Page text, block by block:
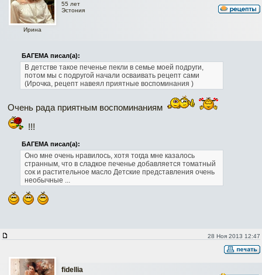
Ирина
55 лет
Эстония
БАГЕМА писал(а):
В детстве такое печенье пекли в семье моей подруги,
потом мы с подругой начали осваивать рецепт сами
(Ирочка, рецепт навеял приятные воспоминания )
Очень рада приятным воспоминаниям
!!!
БАГЕМА писал(а):
Оно мне очень нравилось, хотя тогда мне казалось
странным, что в сладкое печенье добавляется томатный
сок и растительное масло Детские представления очень
необычные ...
28 Ноя 2013 12:47
fidellia